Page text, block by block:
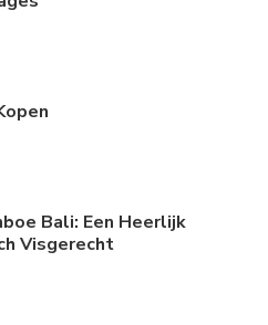
Bali: Een Heerlijk
Visgerecht